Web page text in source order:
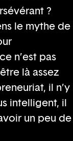
?
le mythe de
n’est pas
là assez
il n’y
intelligent, il
un peu de